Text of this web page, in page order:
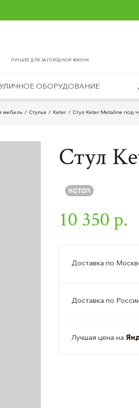
ЛУЧШЕЕ ДЛЯ ЗАГОРОДНОЙ ЖИЗНИ
УЛИЧНОЕ ОБОРУДОВАНИЕ
мебель Стулья Keter Стул Keter Metaline под
Стул
10 350 р.
Доставка по
Доставка по
Лучшая цена на